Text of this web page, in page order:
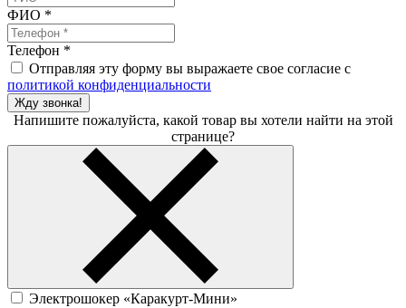
ФИО *
Телефон *
Отправляя эту форму вы выражаете свое согласие с
политикой конфиденциальности
Жду звонка!
Напишите пожалуйста, какой товар вы хотели найти на этой
странице?
Электрошокер «Каракурт-Мини»